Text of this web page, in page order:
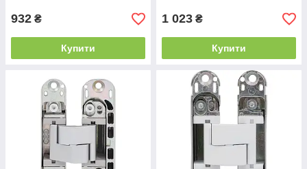
932 ₴
Купити
1 023 ₴
Купити